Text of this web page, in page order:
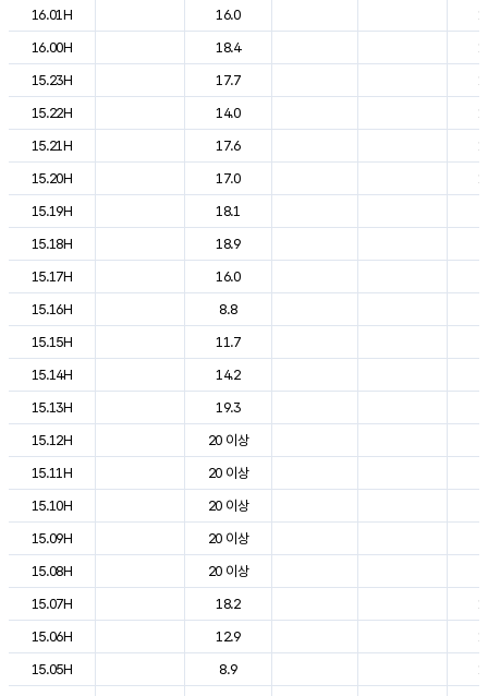
16.01H
16.0
16.00H
18.4
15.23H
17.7
15.22H
14.0
15.21H
17.6
15.20H
17.0
15.19H
18.1
15.18H
18.9
15.17H
16.0
15.16H
8.8
15.15H
11.7
15.14H
14.2
15.13H
19.3
15.12H
20 이상
15.11H
20 이상
15.10H
20 이상
15.09H
20 이상
15.08H
20 이상
15.07H
18.2
15.06H
12.9
15.05H
8.9